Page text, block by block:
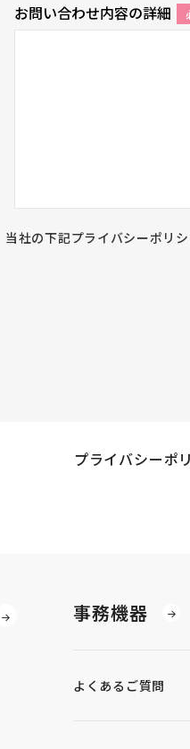
お問い合わせ内容の詳細
当社の下記プライバシーポリ
プライバシーポ
事務機器
よくあるご質問